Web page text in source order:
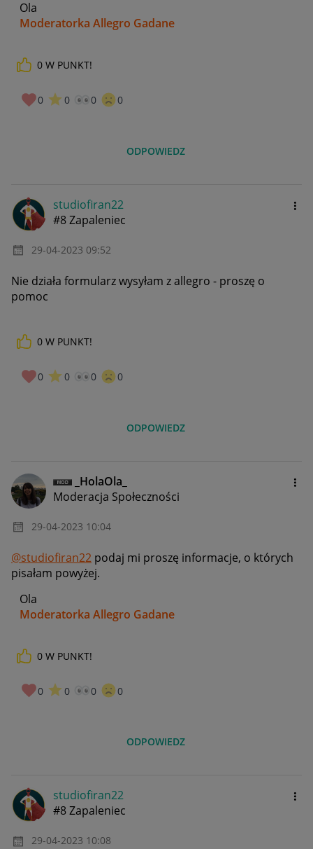
Ola
Moderatorka Allegro Gadane
0 W PUNKT!
0 0 0 0
ODPOWIEDZ
studiofiran22
#8 Zapaleniec
‎29-04-2023 09:52
Nie działa formularz wysyłam z allegro - proszę o
pomoc
0 W PUNKT!
0 0 0 0
ODPOWIEDZ
_HolaOla_
Moderacja Społeczności
‎29-04-2023 10:04
@studiofiran22 podaj mi proszę informacje, o których
pisałam powyżej.
Ola
Moderatorka Allegro Gadane
0 W PUNKT!
0 0 0 0
ODPOWIEDZ
studiofiran22
#8 Zapaleniec
‎29-04-2023 10:08